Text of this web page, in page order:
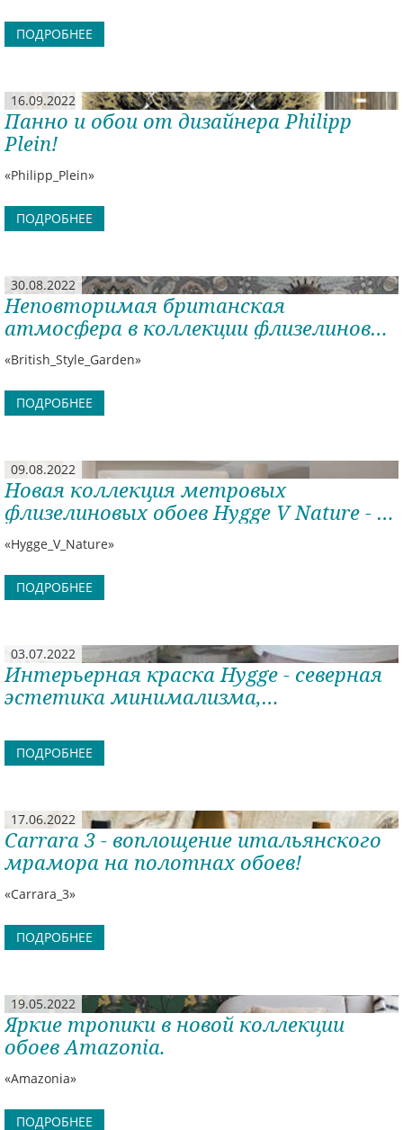
ПОДРОБНЕЕ
16.09.2022
Панно и обои от дизайнера Philipp
Plein!
«Philipp_Plein»
ПОДРОБНЕЕ
30.08.2022
Неповторимая британская
атмосфера в коллекции флизелиновых
обоев British Style Garden
«British_Style_Garden»
ПОДРОБНЕЕ
09.08.2022
Новая коллекция метровых
флизелиновых обоев Hygge V Nature - в
гармонии с природой.
«Hygge_V_Nature»
ПОДРОБНЕЕ
03.07.2022
Интерьерная краска Hygge - северная
эстетика минимализма,
скандинавского уюта.
ПОДРОБНЕЕ
17.06.2022
Carrara 3 - воплощение итальянского
мрамора на полотнах обоев!
«Carrara_3»
ПОДРОБНЕЕ
19.05.2022
Яркие тропики в новой коллекции
обоев Amazonia.
«Amazonia»
ПОДРОБНЕЕ